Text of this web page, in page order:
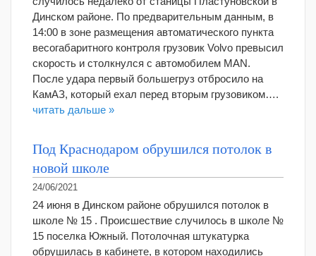
Динском районе. По предварительным данным, в
14:00 в зоне размещения автоматического пункта
весогабаритного контроля грузовик Volvo превысил
скорость и столкнулся с автомобилем MAN.
После удара первый большегруз отбросило на
КамАЗ, который ехал перед вторым грузовиком….
читать дальше »
Под Краснодаром обрушился потолок в
новой школе
24/06/2021
24 июня в Динском районе обрушился потолок в
школе № 15 . Происшествие случилось в школе №
15 поселка Южный. Потолочная штукатурка
обрушилась в кабинете, в котором находились